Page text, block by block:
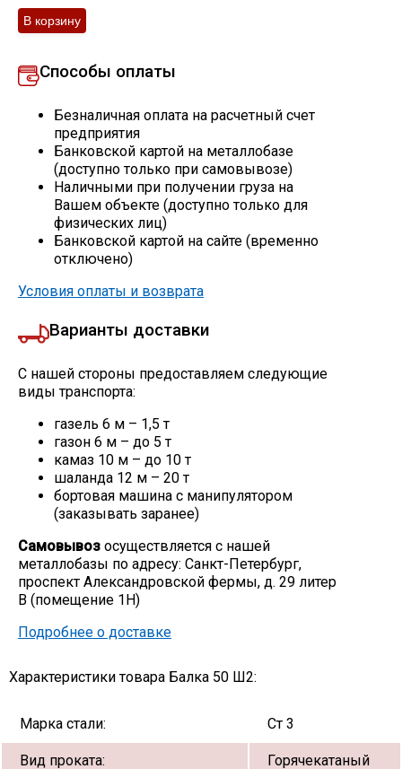
Алюминиевый прокат
Способы оплаты
Безналичная оплата на расчетный счет
предприятия
Банковской картой на металлобазе
(доступно только при самовывозе)
Наличными при получении груза на
Вашем объекте (доступно только для
физических лиц)
Банковской картой на сайте (временно
отключено)
Условия оплаты и возврата
Варианты доставки
С нашей стороны предоставляем следующие
виды транспорта:
газель 6 м – 1,5 т
газон 6 м – до 5 т
камаз 10 м – до 10 т
шаланда 12 м – 20 т
бортовая машина с манипулятором
(заказывать заранее)
Самовывоз осуществляется с нашей
металлобазы по адресу: Санкт-Петербург,
проспект Александровской фермы, д. 29 литер
В (помещение 1Н)
Подробнее о доставке
Характеристики товара Балка 50 Ш2:
Марка стали: Ст 3
Вид проката: Горячекатаный